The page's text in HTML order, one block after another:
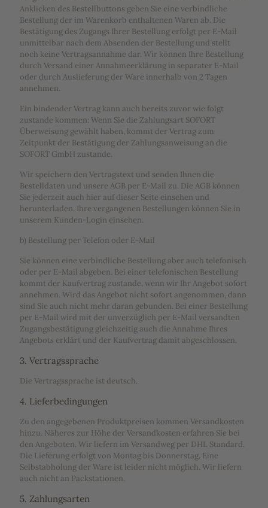
Anklicken des Bestellbuttons geben Sie eine verbindliche
Bestellung der im Warenkorb enthaltenen Waren ab. Die
Bestätigung des Zugangs Ihrer Bestellung erfolgt per E-Mail
unmittelbar nach dem Absenden der Bestellung und stellt
noch keine Vertragsannahme dar. Wir können Ihre Bestellung
durch Versand einer Annahmeerklärung in separater E-Mail
oder durch Auslieferung der Ware innerhalb von 2 Tagen
annehmen.
Ein bindender Vertrag kann auch bereits zuvor wie folgt
zustande kommen: Wenn Sie die Zahlungsart SOFORT
Überweisung gewählt haben, kommt der Vertrag zum
Zeitpunkt der Bestätigung der Zahlungsanweisung an die
SOFORT GmbH zustande.
Wir speichern den Vertragstext und senden Ihnen die
Bestelldaten und unsere AGB per E-Mail zu. Die AGB können
Sie jederzeit auch hier auf dieser Seite einsehen und
herunterladen. Ihre vergangenen Bestellungen können Sie in
unserem Kunden-Login einsehen.
b) Bestellung per Telefon oder E-Mail
Sie können eine verbindliche Bestellung aber auch telefonisch
oder per E-Mail abgeben. Bei einer telefonischen Bestellung
kommt der Kaufvertrag zustande, wenn wir Ihr Angebot sofort
annehmen. Wird das Angebot nicht sofort angenommen, dann
sind Sie auch nicht mehr daran gebunden. Bei einer Bestellung
per E-Mail wird mit der unverzüglich per E-Mail versandten
Zugangsbestätigung gleichzeitig auch die Annahme Ihres
Angebots erklärt und der Kaufvertrag damit abgeschlossen.
3. Vertragssprache
Die Vertragssprache ist deutsch.
4. Lieferbedingungen
Zu den angegebenen Produktpreisen kommen Versandkosten
hinzu. Näheres zur Höhe der Versandkosten erfahren Sie bei
den Angeboten. Wir liefern im Versandweg per DHL Standard.
Die Lieferung erfolgt von Montag bis Donnerstag. Eine
Selbstabholung der Ware ist leider nicht möglich. Wir liefern
auch nicht an Packstationen.
5. Zahlungsarten